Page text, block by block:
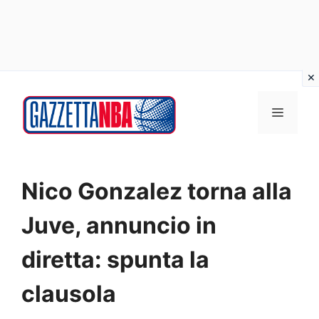
contenuto
MENU
Nico Gonzalez torna alla
Juve, annuncio in
diretta: spunta la
clausola